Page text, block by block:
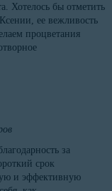
Хотелось бы отметить
ее вежливость
процветания
за
срок
и эффективную